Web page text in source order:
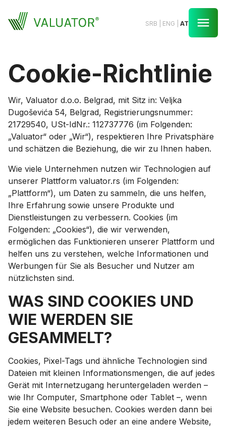
SRB ENG AT
Cookie-Richtlinie
Wir, Valuator d.o.o. Belgrad, mit Sitz in: Veljka
Dugoševića 54, Belgrad, Registrierungsnummer:
21729540, USt-IdNr.: 112737776 (im Folgenden:
„Valuator“ oder „Wir“), respektieren Ihre Privatsphäre
und schätzen die Beziehung, die wir zu Ihnen haben.
Wie viele Unternehmen nutzen wir Technologien auf
unserer Plattform valuator.rs (im Folgenden:
„Plattform“), um Daten zu sammeln, die uns helfen,
Ihre Erfahrung sowie unsere Produkte und
Dienstleistungen zu verbessern. Cookies (im
Folgenden: „Cookies“), die wir verwenden,
ermöglichen das Funktionieren unserer Plattform und
helfen uns zu verstehen, welche Informationen und
Werbungen für Sie als Besucher und Nutzer am
nützlichsten sind.
WAS SIND COOKIES UND
WIE WERDEN SIE
GESAMMELT?
Cookies, Pixel-Tags und ähnliche Technologien sind
Dateien mit kleinen Informationsmengen, die auf jedes
Gerät mit Internetzugang heruntergeladen werden –
wie Ihr Computer, Smartphone oder Tablet –, wenn
Sie eine Website besuchen. Cookies werden dann bei
jedem weiteren Besuch oder an eine andere Website,